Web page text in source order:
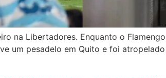
na Libertadores. Enquanto o
um pesadelo em Quito e foi